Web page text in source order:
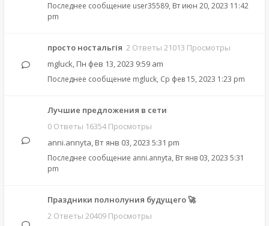
Последнее сообщение user35589, Вт июн 20, 2023 11:42
pm
просто ностальгія 2 Ответы 21013 Просмотры
mgluck, Пн фев 13, 2023 9:59 am
Последнее сообщение mgluck, Ср фев 15, 2023 1:23 pm
Лучшие предложения в сети
0 Ответы 16354 Просмотры
anni.annyta, Вт янв 03, 2023 5:31 pm
Последнее сообщение anni.annyta, Вт янв 03, 2023 5:31
pm
Праздники полнолуния будущего 🚀
2 Ответы 20409 Просмотры